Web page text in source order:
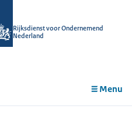
Rijksdienst voor Ondernemend
Nederland
Menu